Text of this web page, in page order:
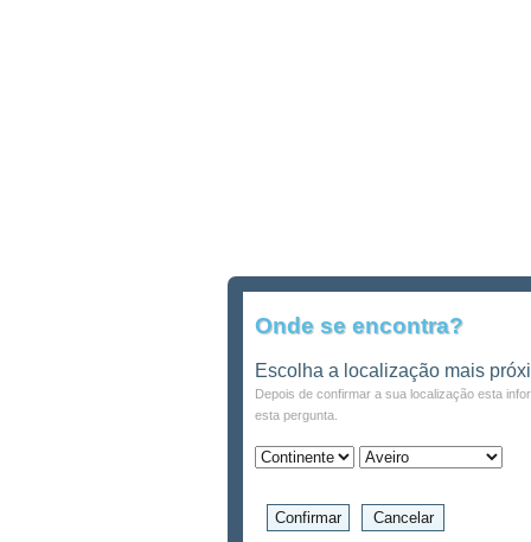
Onde se encontra?
Escolha a localização mais
Depois de confirmar a sua localização esta
esta pergunta.